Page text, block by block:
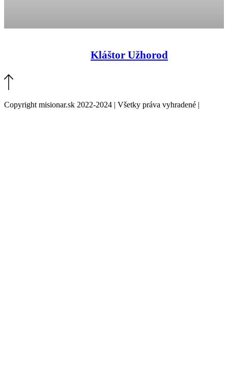
Kláštor Užhorod
Copyright misionar.sk 2022-2024 | Všetky práva vyhradené |